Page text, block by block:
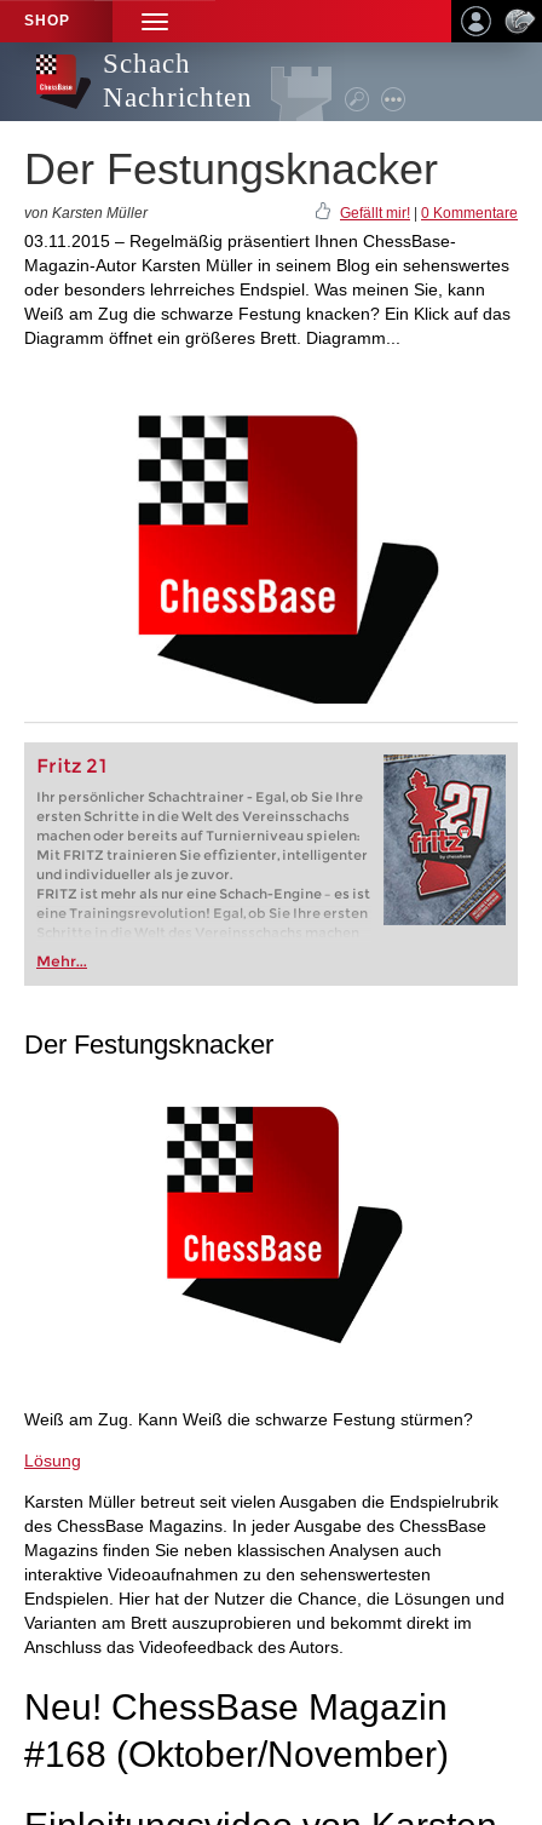
SHOP
TOGGLE
NAVIGATION
Schach
Nachrichten
Der Festungsknacker
von Karsten Müller Gefällt mir! 0 Kommentare
03.11.2015 – Regelmäßig präsentiert Ihnen ChessBase-
Magazin-Autor Karsten Müller in seinem Blog ein sehenswertes
oder besonders lehrreiches Endspiel. Was meinen Sie, kann
Weiß am Zug die schwarze Festung knacken? Ein Klick auf das
Diagramm öffnet ein größeres Brett. Diagramm...
Fritz 21
Ihr persönlicher Schachtrainer - Egal, ob Sie Ihre
ersten Schritte in die Welt des Vereinsschachs
machen oder bereits auf Turnierniveau spielen:
Mit FRITZ trainieren Sie effizienter, intelligenter
und individueller als je zuvor.
FRITZ ist mehr als nur eine Schach-Engine – es ist
eine Trainingsrevolution! Egal, ob Sie Ihre ersten
Schritte in die Welt des Vereinsschachs machen
oder bereits auf Turnierniveau spielen: Mit
FRITZ trainieren Sie effizienter, intelligenter und
individueller als je zuvor.
Mehr...
Der Festungsknacker
Weiß am Zug. Kann Weiß die schwarze Festung stürmen?
Lösung
Karsten Müller betreut seit vielen Ausgaben die Endspielrubrik
des ChessBase Magazins. In jeder Ausgabe des ChessBase
Magazins finden Sie neben klassischen Analysen auch
interaktive Videoaufnahmen zu den sehenswertesten
Endspielen. Hier hat der Nutzer die Chance, die Lösungen und
Varianten am Brett auszuprobieren und bekommt direkt im
Anschluss das Videofeedback des Autors.
Neu! ChessBase Magazin
#168 (Oktober/November)